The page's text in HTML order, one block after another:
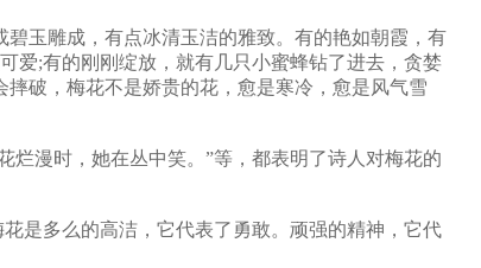
玉雕成，有点冰清玉洁的雅致。有的艳如朝霞，有
爱;有的刚刚绽放，就有几只小蜜蜂钻了进去，贪婪
破，梅花不是娇贵的花，愈是寒冷，愈是风气雪
漫时，她在丛中笑。”等，都表明了诗人对梅花的
多么的高洁，它代表了勇敢。顽强的精神，它代